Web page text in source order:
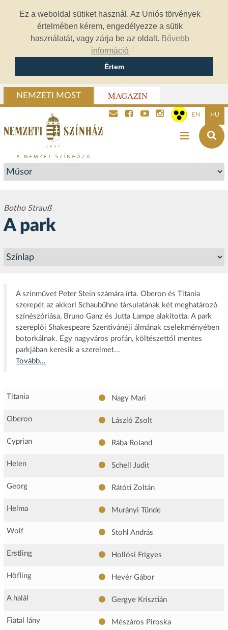
Ez a weboldal sütiket használ. Az Uniós törvények
értelmében kérem, engedélyezze a sütik
használatát, vagy zárja be az oldalt. Bővebb
információ
Értem
NEMZETI MOST MAGAZIN
EN HU
Botho Strauß
A park
A színművet Peter Stein számára írta. Oberon és Titania
szerepét az akkori Schaubühne társulatának két meghatározó
színészóriása, Bruno Ganz és Jutta Lampe alakította. A park
szereplői Shakespeare Szentivánéji álmának cselekményében
botorkálnak. Egy nagyváros profán, költészettől mentes
parkjában keresik a szerelmet...
Tovább...
Titania Nagy Mari
Oberon László Zsolt
Cyprian Rába Roland
Helen Schell Judit
Georg Rátóti Zoltán
Helma Murányi Tünde
Wolf Stohl András
Erstling Hollósi Frigyes
Höfling Hevér Gábor
A halál Gergye Krisztián
Fiatal lány Mészáros Piroska